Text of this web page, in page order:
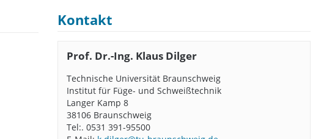
Kontakt
Prof. Dr.-Ing. Klaus Dilger
Technische Universität Braunschweig
Institut für Füge- und Schweißtechnik
Langer Kamp 8
38106 Braunschweig
Tel:. 0531 391-95500